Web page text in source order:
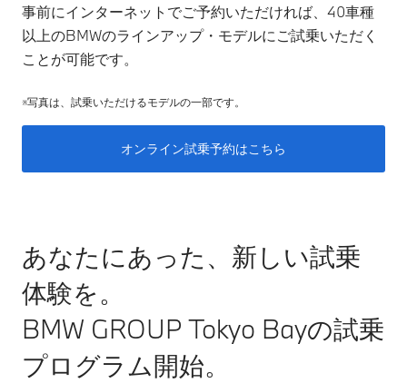
事前にインターネットでご予約いただければ、40車種
以上のBMWのラインアップ・モデルにご試乗いただく
ことが可能です。
※写真は、試乗いただけるモデルの一部です。
オンライン試乗予約はこちら
あなたにあった、新しい試乗
体験を。
BMW GROUP Tokyo Bayの試乗
プログラム開始。